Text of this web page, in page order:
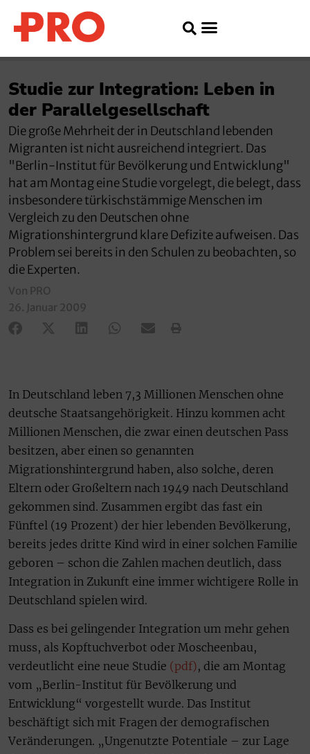
Studie zur Integration: Leben in
der Parallelgesellschaft
Die große Mehrheit der in Deutschland lebenden
Migranten ist nicht ausreichend integriert. Das
"Berlin-Institut für Bevölkerung und Entwicklung"
hat am Montag eine Studie vorgelegt, die belegt, dass
insbesondere türkischstämmige Menschen im
Vergleich zu den Deutschen ohne
Migrationshintergrund klare Defizite aufweisen. Das
Problem sei bereits in den Schulen zu beobachten, so
die Experten.
Von PRO
26. Januar 2009
In Deutschland leben 7,3 Millionen Menschen ohne
deutsche Staatsangehörigkeit. Hinzu kommen acht
Millionen Menschen, die zwar einen deutschen Pass
besitzen, aber einen so genannten
Migrationshintergrund haben, also solche, deren
Eltern oder Großeltern nach 1949 nach Deutschland
gekommen sind. Zusammen ergibt das fast ein
Fünftel (19 Prozent) der hier lebenden Bevölkerung,
bereits jedes dritte Kind wird in einer solchen Familie
geboren – schon die Zahlen machen deutlich, dass
Integration in Zukunft eine immer wichtigere Rolle in
Deutschland spielen wird.
Dass es bei gelingender Integration um mehr gehen
muss, als Kopftuchverbot oder Moscheenbau,
verdeutlicht eine neue Studie (pdf), die am Montag
vom „Berlin-Institut für Bevölkerung und
Entwicklung“ vorgestellt wurde. Das Institut
beschäftigt sich mit Fragen der demografischen
Veränderungen. „Ungenutzte Potentiale – zur Lage